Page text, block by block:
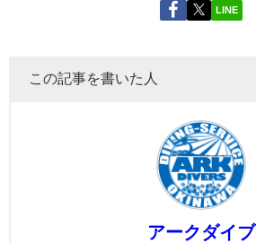
LINE
この記事を書いた人
アークダイブ